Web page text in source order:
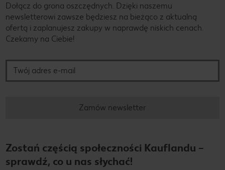
Dołącz do grona oszczędnych. Dzięki naszemu
newsletterowi zawsze będziesz na bieżąco z aktualną
ofertą i zaplanujesz zakupy w naprawdę niskich cenach.
Czekamy na Ciebie!
Zamów newsletter
Zostań częścią społeczności Kauflandu –
sprawdź, co u nas słychać!